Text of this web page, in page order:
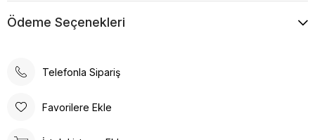
Pantolon kenar küçük yırtmaçları ve modeli ile tarzınızı
Renkler uzun süre canlılığını korur.
Nefes alan özel yapıya sahiptir.
Ödeme Seçenekleri
Telefonla Sipariş
Favorilere Ekle